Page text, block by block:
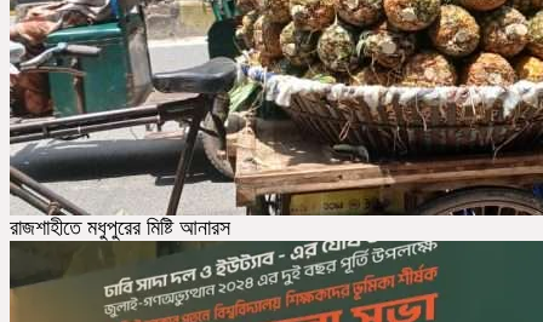
রাজশাহীতে মধুপুরের মিষ্টি আনারস